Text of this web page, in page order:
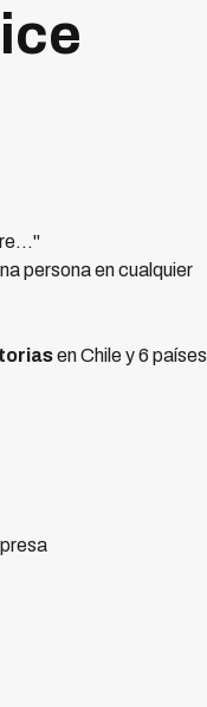
persona en cualquier
en Chile y 6 países